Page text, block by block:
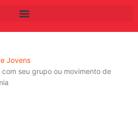
Jovens
seu grupo ou movimento de